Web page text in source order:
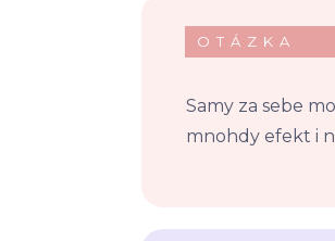
OTÁZKA
Samy za sebe
mnohdy efekt i